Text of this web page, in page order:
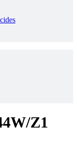
Z1